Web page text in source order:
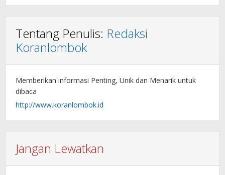
Tentang Penulis: Redaksi
Koranlombok
Memberikan informasi Penting, Unik dan Menarik untuk
dibaca
http://www.koranlombok.id
Jangan Lewatkan